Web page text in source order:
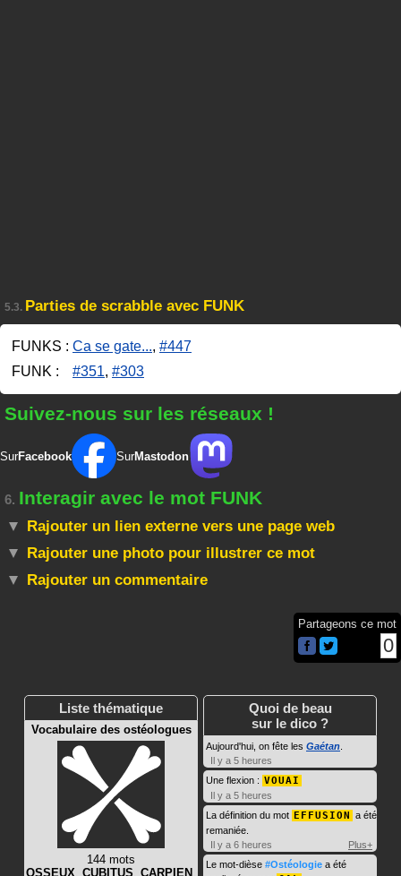
5.3. Parties de scrabble avec FUNK
FUNKS : Ca se gate..., #447
FUNK :
#351, #303
Suivez-nous sur les réseaux !
SurFacebook SurMastodon
6. Interagir avec le mot FUNK
Rajouter un lien externe vers une page web
Rajouter une photo pour illustrer ce mot
Rajouter un commentaire
Partageons ce mot
0
Liste thématique
Vocabulaire des ostéologues
144 mots
OSSEUX, CUBITUS, CARPIEN ,
Quoi de beau
sur le dico ?
Aujourd'hui, on fête les Gaétan
Il y a 5 heures
Une flexion : VOUAI
Il y a 5 heures
La définition du mot EFFUSION a été
remaniée.
Il y a 6 heures
Plus+
Le mot-dièse #Ostéologie a été